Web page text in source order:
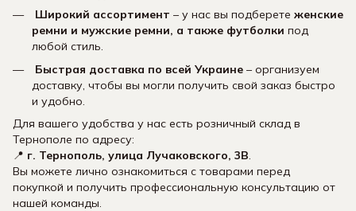
Широкий ассортимент – у нас вы подберете женские
ремни и мужские ремни, а также футболки под
любой стиль.
Быстрая доставка по всей Украине – организуем
доставку, чтобы вы могли получить свой заказ быстро
и удобно.
Для вашего удобства у нас есть розничный склад в
Тернополе по адресу:
📍 г. Тернополь, улица Лучаковского, 3В.
Вы можете лично ознакомиться с товарами перед
покупкой и получить профессиональную консультацию от
нашей команды.